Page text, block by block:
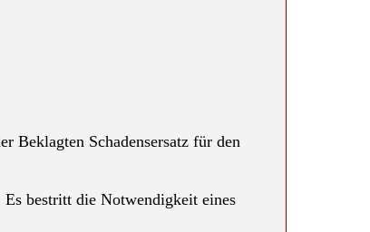
Beklagten Schadensersatz für den
bestritt die Notwendigkeit eines